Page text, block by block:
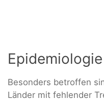
Epidemiologie
Besonders betroffen
Länder mit fehlender